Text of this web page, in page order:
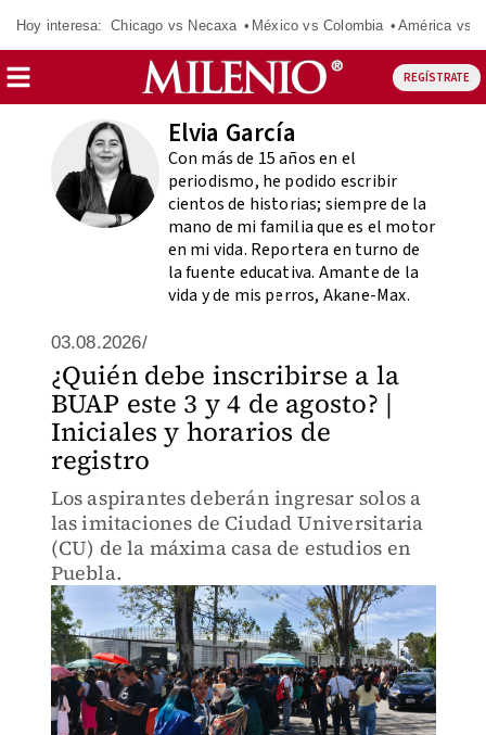
Hoy interesa: Chicago vs Necaxa México vs Colombia América vs
REGÍSTRATE
Elvia García
Con más de 15 años en el
periodismo, he podido escribir
cientos de historias; siempre de la
mano de mi familia que es el motor
en mi vida. Reportera en turno de
la fuente educativa. Amante de la
vida y de mis perros, Akane-Max.
03.08.2026/
¿Quién debe inscribirse a la
BUAP este 3 y 4 de agosto? |
Iniciales y horarios de
registro
Los aspirantes deberán ingresar solos a
las imitaciones de Ciudad Universitaria
(CU) de la máxima casa de estudios en
Puebla.